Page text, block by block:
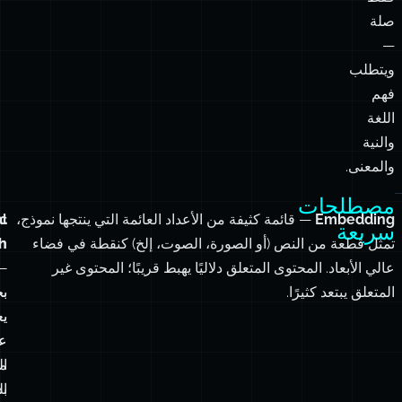
صلة
—
ويتطلب
فهم
اللغة
والنية
والمعنى.
مصطلحات
سريعة
Embedding — قائمة كثيفة من الأعداد العائمة التي ينتجها نموذج،
تمثل قطعة من النص (أو الصورة، الصوت، إلخ) كنقطة في فضاء
عالي الأبعاد. المحتوى المتعلق دلاليًا يهبط قريبًا؛ المحتوى غير
المتعلق يبتعد كثيرًا.